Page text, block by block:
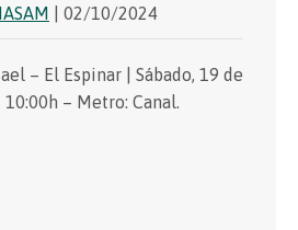
| 02/10/2024
– El Espinar | Sábado, 19 de
– Metro: Canal.